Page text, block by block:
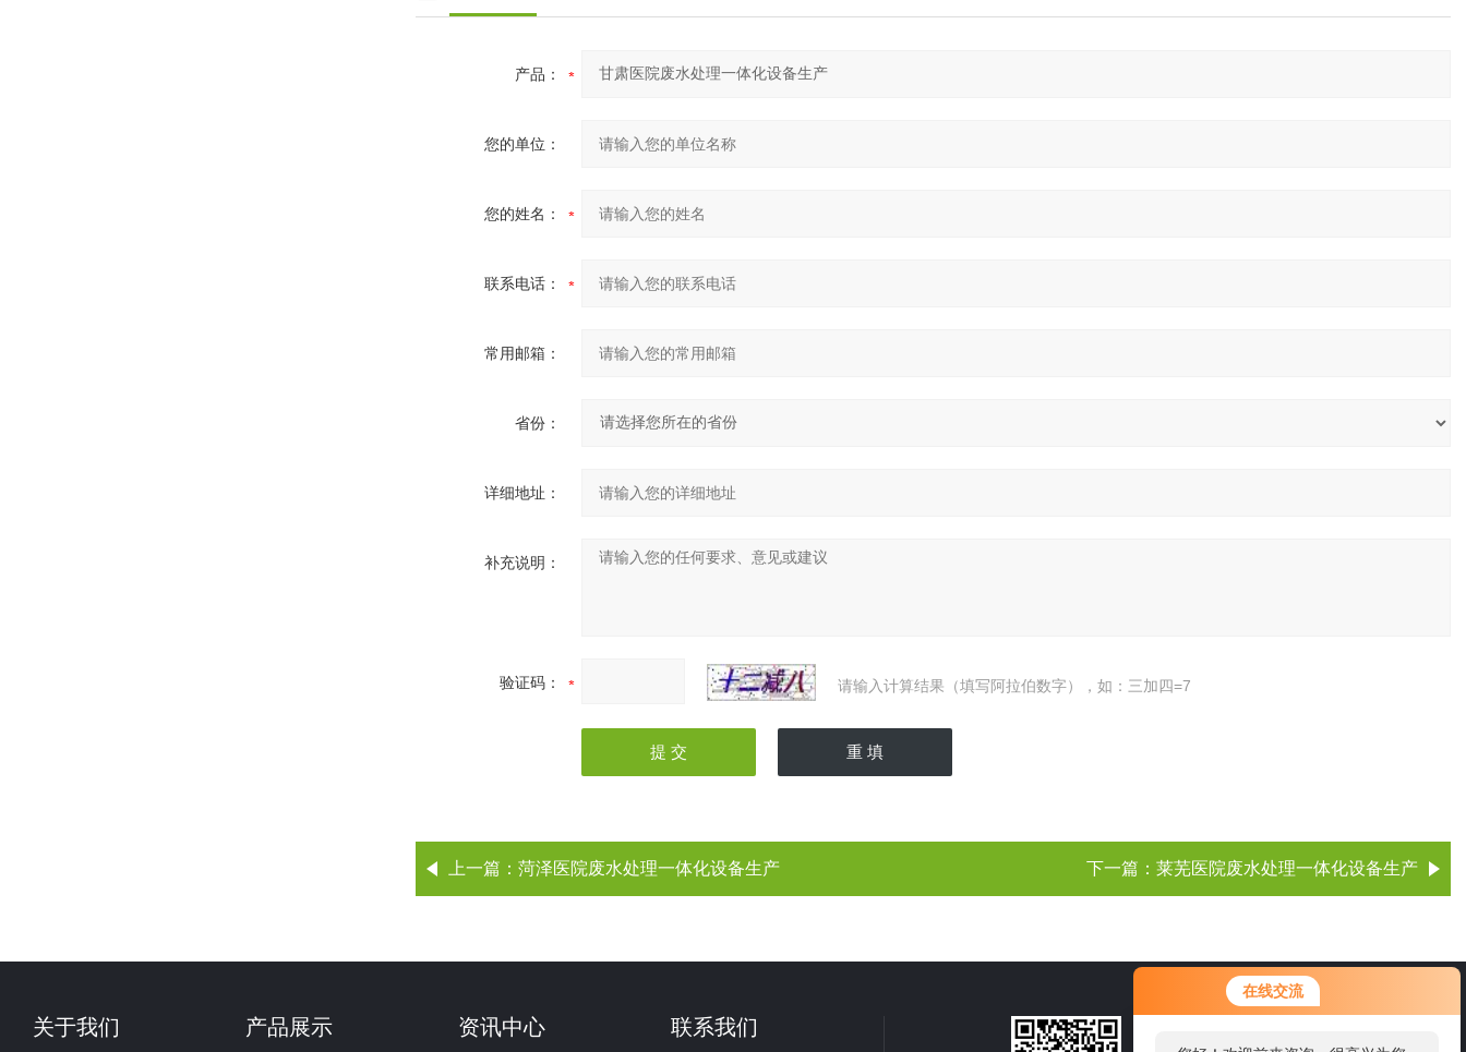
在线交流
您好！欢迎前来咨询，很高兴为您
服务，请问您要咨询什么问题呢？
产品：
您的单位：
您的姓名：
联系电话：
常用邮箱：
省份：
详细地址：
补充说明：
验证码： 请输入计算结果（填写阿拉伯数字），如：三加四=7
上一篇： 菏泽医院废水处理一体化设备生产 下一篇： 莱芜医院废水处理一体化设备生产
关于我们 产品展示 资讯中心 联系我们 15105360218